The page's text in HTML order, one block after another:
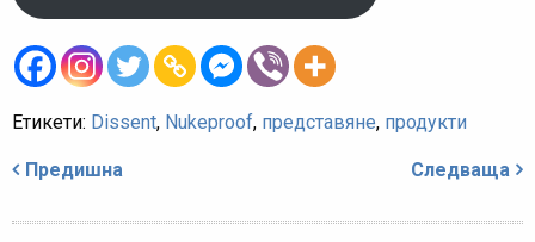
Етикети: Dissent, Nukeproof, представяне, продукти
Предишна Следваща